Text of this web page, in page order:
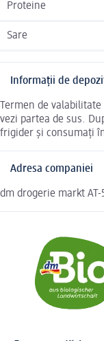
Proteine
Sare
Informații de
Termen de
vezi partea de sus.
frigider și consumați
Adresa companiei
dm drogerie markt AT-